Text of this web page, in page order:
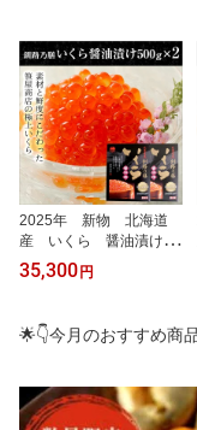
2025年 新物 北海道
産 いくら 醤油漬け
500g×2 笹谷商店 釧
路の膳 鮭卵 贈答/贈り
お歳暮
35,300 円
🌟👇今月のおすすめ商